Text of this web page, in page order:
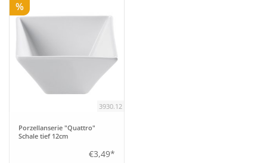
Buffet
Fingerfood
Aufsteller
%
3930.12
Porzellanserie "Quattro"
Schale tief 12cm
€3,49*